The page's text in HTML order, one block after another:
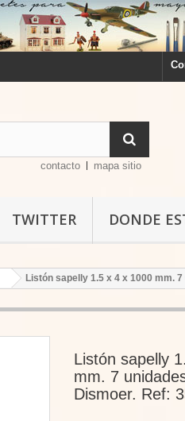
contacto mapa sitio
TWITTER DONDE
Listón sapelly 1.5 x 4 x 1000 mm.
Listón sapelly
mm. 7
Dismoer. Ref: